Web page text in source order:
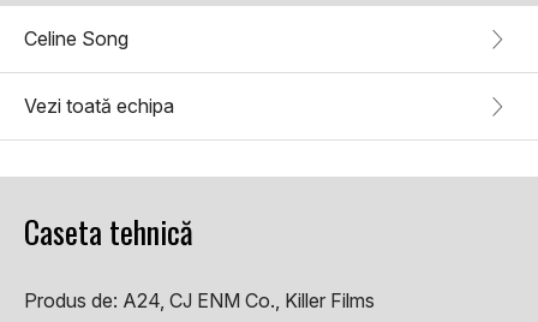
Celine Song
Vezi toată echipa
Caseta tehnică
Produs de: A24, CJ ENM Co., Killer Films